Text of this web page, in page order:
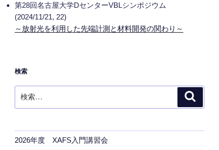
第28回名古屋大学DセンターVBLシンポジウム
(2024/11/21, 22)
～放射光を利用した先端計測と材料開発の関わり～
検索
索:
2026年度 XAFS入門講習会